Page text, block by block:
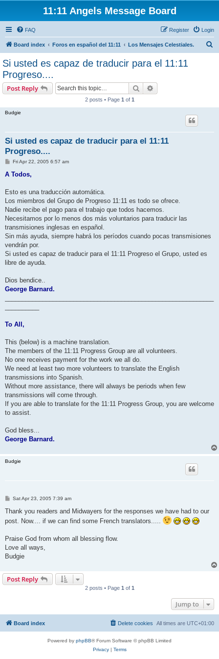
11:11 Angels Message Board
FAQ Login
Register
Board index Foros en español del 11:11 Los Mensajes Celestiales.
Si usted es capaz de traducir para el 11:11
Progreso....
Post Reply Search
2 posts • Page 1 of 1
Budgie
Si usted es capaz de traducir para el 11:11
Progreso....
P
s
Fri Apr 22, 2005 6:57 am
A Todos,
Esto es una traducción automática.
Los miembros del Grupo de Progreso 11:11 es todo se ofrece.
Nadie recibe el pago para el trabajo que todos hacemos.
Necesitamos por lo menos dos más voluntarios para traducir las
transmisiones inglesas en español.
Sin más ayuda, siempre habrá los períodos cuando pocas transmisiones
vendrán por.
Si usted es capaz de traducir para el 11:11 Progreso el Grupo, usted es
libre de ayuda.
Dios bendice..
George Barnard.
To All,
This (below) is a machine translation.
The members of the 11:11 Progress Group are all volunteers.
No one receives payment for the work we all do.
We need at least two more volunteers to translate the English
transmissions into Spanish.
Without more assistance, there will always be periods when few
transmissions will come through.
If you are able to translate for the 11:11 Progress Group, you are welcome
to assist.
God bless...
George Barnard.
Budgie
P
s
Sat Apr 23, 2005 7:39 am
Thank you readers and Midwayers for the responses we have had to our
post. Now.... if we can find some French translators.....
Praise God from whom all blessing flow.
Love all ways,
Budgie
Post Reply
2 posts • Page 1 of 1
Jump to
Board index All times are UTC+01:00
Delete cookies
Powered by phpBB® Forum Software © phpBB Limited
Privacy| Terms